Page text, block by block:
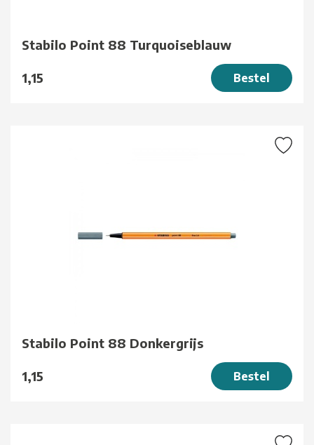
Stabilo Point 88 Turquoiseblauw
1,15 Bestel
Stabilo Point 88 Donkergrijs
1,15 Bestel